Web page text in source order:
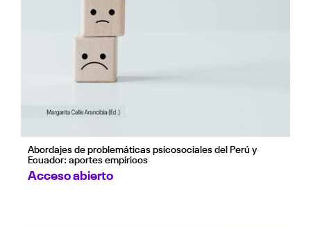
Abordajes de problemáticas psicosociales del Perú y
Ecuador: aportes empíricos
Acceso abierto